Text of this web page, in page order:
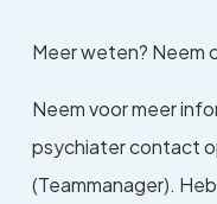
Meer weten? Neem
Neem voor meer
psychiater contact
(Teammanager).